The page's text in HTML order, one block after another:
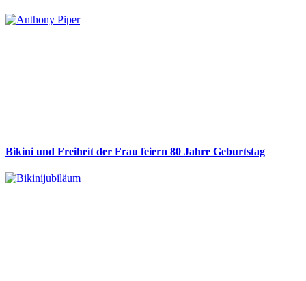
Bikini und Freiheit der Frau feiern 80 Jahre Geburtstag